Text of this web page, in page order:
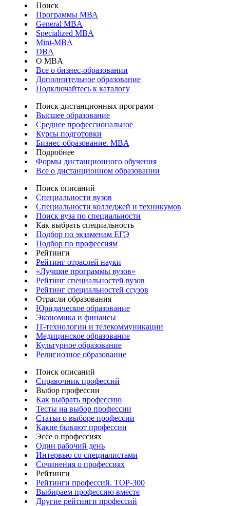
Поиск
Программы МВА
General MBA
Specialized MBA
Mini-MBA
DBA
О MBA
Все о бизнес-образовании
Дополнительное образование
Подключайтесь к каталогу
Поиск дистанционных программ
Высшее образование
Среднее профессиональное
Курсы подготовки
Бизнес-образование. MBA
Подробнее
Формы дистанционного обучения
Все о дистанционном образовании
Поиск описаний
Специальности вузов
Специальности колледжей и техникумов
Поиск вуза по специальности
Как выбрать специальность
Подбор по экзаменам ЕГЭ
Подбор по профессиям
Рейтинги
Рейтинг отраслей науки
«Лучшие программы вузов»
Рейтинг специальностей вузов
Рейтинг специальностей ссузов
Отрасли образования
Юридическое образование
Экономика и финансы
IT-технологии и телекоммуникации
Медицинское образование
Культурное образование
Религиозное образование
Поиск описаний
Справочник профессий
Выбор профессии
Как выбрать профессию
Тесты на выбор профессии
Статьи о выборе профессии
Какие бывают профессии
Эссе о профессиях
Один рабочий день
Интервью со специалистами
Сочинения о профессиях
Рейтинги
Рейтинги профессий. TOP-300
Выбираем профессию вместе
Другие рейтинги профессий